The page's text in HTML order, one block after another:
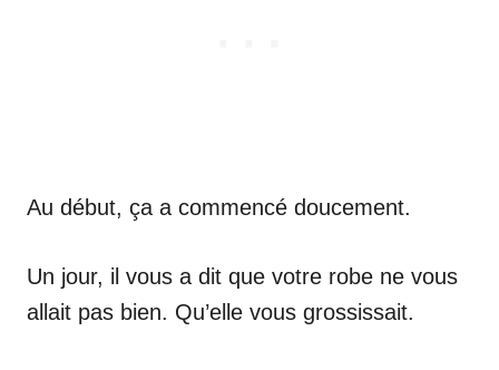
Au début, ça a commencé doucement.
Un jour, il vous a dit que votre robe ne vous
allait pas bien. Qu’elle vous grossissait.